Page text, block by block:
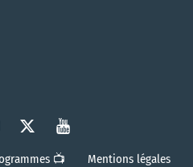
📺 Mentions légales